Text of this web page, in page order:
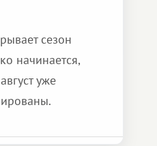
сезон
начинается,
уже